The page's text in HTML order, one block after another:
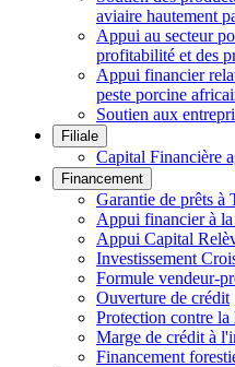
aviaire hautement
Appui au secteur
profitabilité et des
Appui financier
peste porcine
Soutien aux
Filiale
Capital Financière
Financement
Garantie de prêts à
Appui financier à
Appui Capital
Investissement
Formule vendeur-
Ouverture de crédit
Protection contre la
Marge de crédit à
Financement